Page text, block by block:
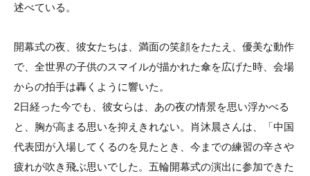
述べている。
開幕式の夜、彼女たちは、満面の笑顔をたたえ、優美な動作
で、全世界の子供のスマイルが描かれた傘を広げた時、会場
からの拍手は轟くように響いた。
2日経った今でも、彼女らは、あの夜の情景を思い浮かべる
と、胸が高まる思いを抑えきれない。肖沐晨さんは、「中国
代表団が入場してくるのを見たとき、今までの練習の辛さや
疲れが吹き飛ぶ思いでした。五輪開幕式の演出に参加できた